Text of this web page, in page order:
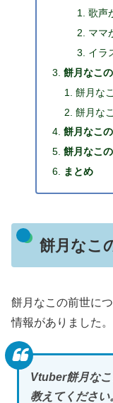
歌声
ママ
イラ
餅月なこ
餅月な
餅月な
餅月なこ
餅月なこ
まとめ
餅月なこ
餅月なこの前世につ
情報がありました。
Vtuber餅月な
教えてください